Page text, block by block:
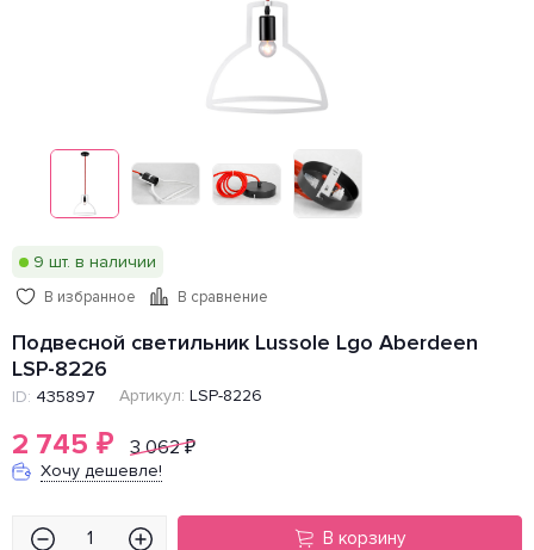
9 шт. в наличии
В избранное В сравнение
Подвесной светильник Lussole Lgo Aberdeen
LSP-8226
ID: 435897 Артикул: LSP-8226
2 745 ₽ 3 062₽
Хочу дешевле!
В корзину